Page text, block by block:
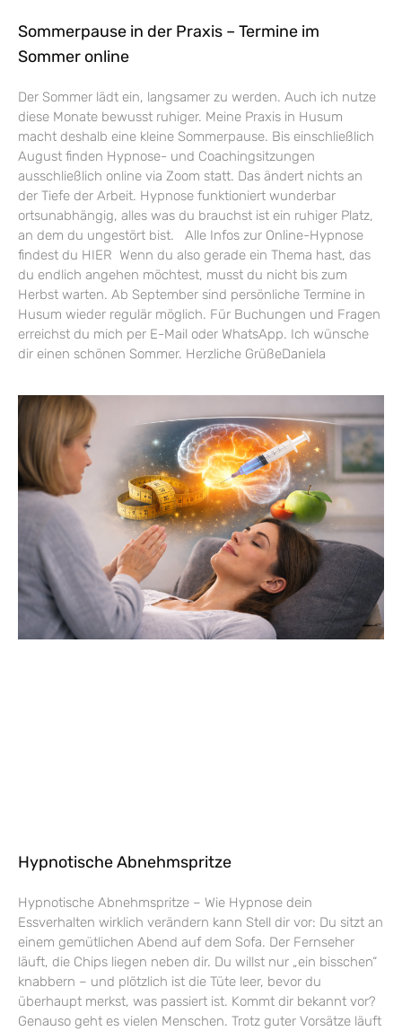
Sommerpause in der Praxis – Termine im
Sommer online
Der Sommer lädt ein, langsamer zu werden. Auch ich nutze
diese Monate bewusst ruhiger. Meine Praxis in Husum
macht deshalb eine kleine Sommerpause. Bis einschließlich
August finden Hypnose- und Coachingsitzungen
ausschließlich online via Zoom statt. Das ändert nichts an
der Tiefe der Arbeit. Hypnose funktioniert wunderbar
ortsunabhängig, alles was du brauchst ist ein ruhiger Platz,
an dem du ungestört bist. Alle Infos zur Online-Hypnose
findest du HIER Wenn du also gerade ein Thema hast, das
du endlich angehen möchtest, musst du nicht bis zum
Herbst warten. Ab September sind persönliche Termine in
Husum wieder regulär möglich. Für Buchungen und Fragen
erreichst du mich per E-Mail oder WhatsApp. Ich wünsche
dir einen schönen Sommer. Herzliche GrüßeDaniela
Hypnotische Abnehmspritze
Hypnotische Abnehmspritze – Wie Hypnose dein
Essverhalten wirklich verändern kann Stell dir vor: Du sitzt an
einem gemütlichen Abend auf dem Sofa. Der Fernseher
läuft, die Chips liegen neben dir. Du willst nur „ein bisschen“
knabbern – und plötzlich ist die Tüte leer, bevor du
überhaupt merkst, was passiert ist. Kommt dir bekannt vor?
Genauso geht es vielen Menschen. Trotz guter Vorsätze läuft